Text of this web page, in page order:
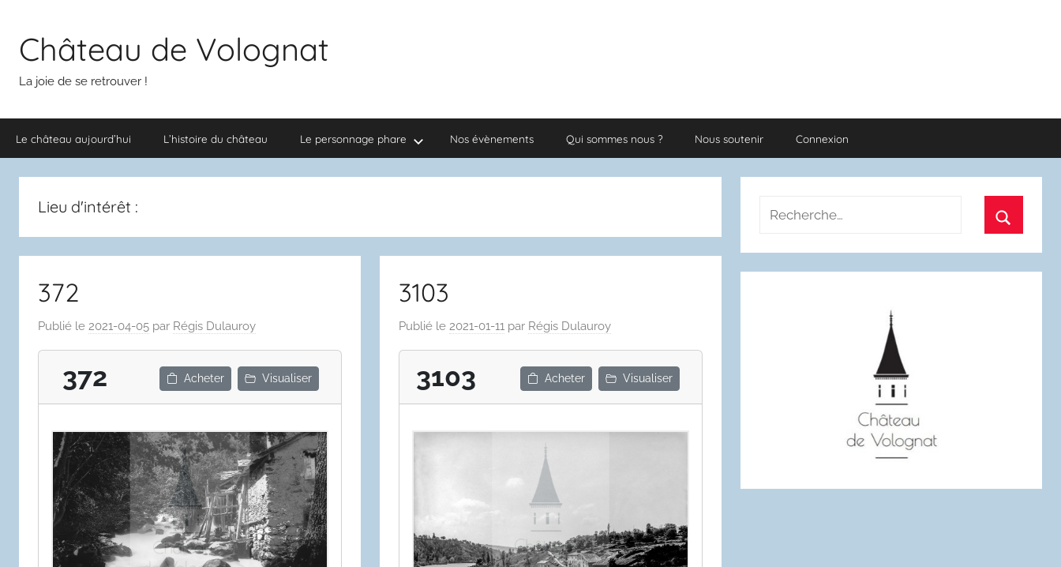
contenuChâteau de Volognat
La joie de se retrouver !
Le château aujourd’hui L’histoire du château Le personnage phare Nos évènements Qui sommes nous ? Nous soutenir Connexion
Lieu d'intérêt :
372
Publié le 2021-04-05 par Régis Dulauroy
372 Acheter Visualiser
3103
Publié le2021-01-11 par Régis Dulauroy
3103 Acheter Visualiser
Recherche
: